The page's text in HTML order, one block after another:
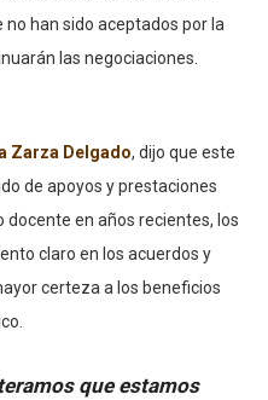
han sido aceptados por la
las negociaciones.
Zarza Delgado, dijo que este
de apoyos y prestaciones
en años recientes, los
claro en los acuerdos y
certeza a los beneficios
que estamos